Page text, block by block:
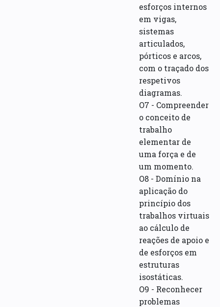
esforços internos
em vigas,
sistemas
articulados,
pórticos e arcos,
com o traçado dos
respetivos
diagramas.
O7 - Compreender
o conceito de
trabalho
elementar de
uma força e de
um momento.
O8 - Domínio na
aplicação do
princípio dos
trabalhos virtuais
ao cálculo de
reações de apoio e
de esforços em
estruturas
isostáticas.
O9 - Reconhecer
problemas